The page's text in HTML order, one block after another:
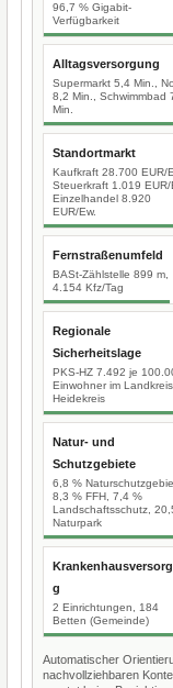
96,7 % Gigabit-
Verfügbarkeit
Alltagsversorgung
Supermarkt 5,4 Min.,
8,2 Min., Schwimmbad
Min.
Standortmarkt
Kaufkraft 28.700 EUR/
Steuerkraft 1.019 EUR/
Einzelhandel 8.920
EUR/Ew.
Fernstraßenumfeld
BASt-Zählstelle 899 m,
4.154 Kfz/Tag
Regionale
Sicherheitslage
PKS-HZ 7.492 je
Einwohner im Landkreis
Heidekreis
Natur- und
Schutzgebiete
6,8 %
8,3 % FFH, 7,4 %
Landschaftsschutz,
Naturpark
g
2 Einrichtungen, 184
Betten (Gemeinde)
Automatischer
nachvollziehbaren